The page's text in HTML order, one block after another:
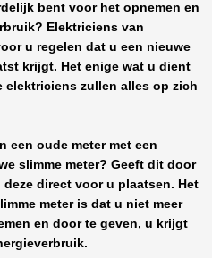
bent voor het opnemen en
Elektriciens van
u regelen dat u een nieuwe
krijgt. Het enige wat u dient
elektriciens zullen alles op zich
een oude meter met een
slimme meter? Geeft dit door
direct voor u plaatsen. Het
meter is dat u niet meer
en door te geven, u krijgt